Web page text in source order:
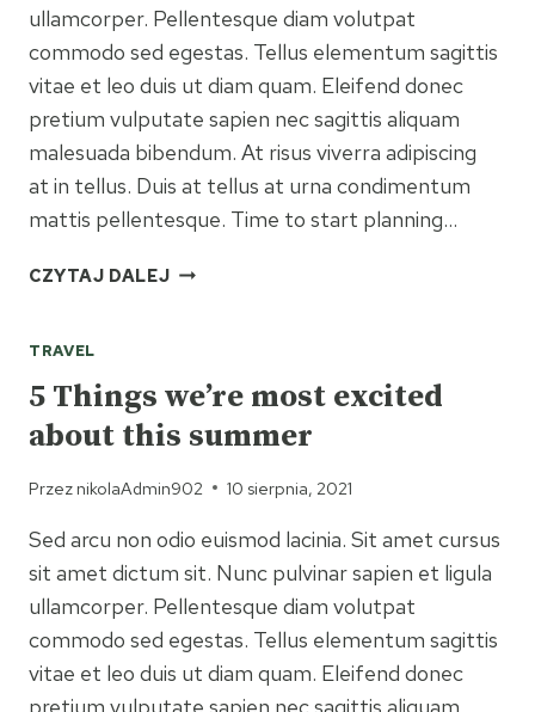
ullamcorper. Pellentesque diam volutpat
commodo sed egestas. Tellus elementum sagittis
vitae et leo duis ut diam quam. Eleifend donec
pretium vulputate sapien nec sagittis aliquam
malesuada bibendum. At risus viverra adipiscing
at in tellus. Duis at tellus at urna condimentum
mattis pellentesque. Time to start planning…
CZYTAJ DALEJA MUST-
YOUR
NEXT
VISIT!
TRAVEL
5 Things we’re most excited
about this summer
Przez nikolaAdmin902 10 sierpnia, 2021
Sed arcu non odio euismod lacinia. Sit amet cursus
sit amet dictum sit. Nunc pulvinar sapien et ligula
ullamcorper. Pellentesque diam volutpat
commodo sed egestas. Tellus elementum sagittis
vitae et leo duis ut diam quam. Eleifend donec
pretium vulputate sapien nec sagittis aliquam